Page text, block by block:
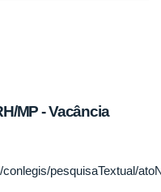
MP - Vacância
pesquisaTextual/